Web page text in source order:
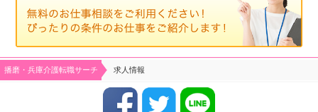
播磨・兵庫介護転職サーチ 求人情報